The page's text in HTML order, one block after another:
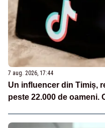
7 aug. 2026, 17:44
Un influencer din Timiș,
peste 22.000 de oameni.